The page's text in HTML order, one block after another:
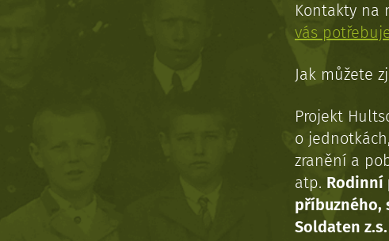
Kontakty na
vás
Jak můžete
Projekt
o
zranění a
atp. Rodinní
příbuzného,
Soldaten z.s.